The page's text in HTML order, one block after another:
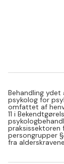
Behandling
psykolog for
omfattet af
11 i
persongrupper
fra